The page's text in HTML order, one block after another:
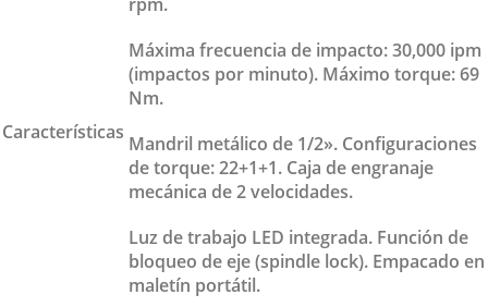
Características
Máxima frecuencia de impacto: 30,000 ipm
(impactos por minuto). Máximo torque: 69
Nm.
Mandril metálico de 1/2». Configuraciones
de torque: 22+1+1. Caja de engranaje
mecánica de 2 velocidades.
Luz de trabajo LED integrada. Función de
bloqueo de eje (spindle lock). Empacado en
maletín portátil.